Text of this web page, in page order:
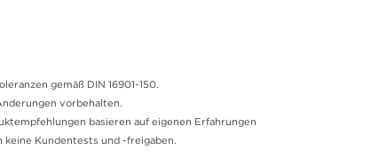
gemäß DIN 16901-150.
vorbehalten.
basieren auf eigenen Erfahrungen
keine Kundentests und -freigaben.